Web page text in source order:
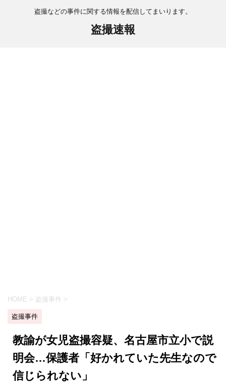
盗撮などの事件に関する情報を配信してまいります。
盗撮速報
HOME > 盗撮事件 >
盗撮事件
教諭が女児盗撮容疑、名古屋市立小で説
明会…保護者「好かれていた先生なので
信じられない」